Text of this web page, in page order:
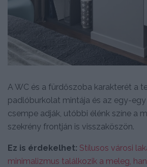
A WC és a fürdőszoba karakterét a
padlóburkolat mintája és az egy-
csempe adják, utóbbi élénk színe a
szekrény frontján is visszaköszön.
Ez is érdekelhet: Stílusos városi
minimalizmus találkozik a meleg,